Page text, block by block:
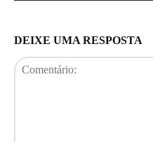
DEIXE UMA RESPOSTA